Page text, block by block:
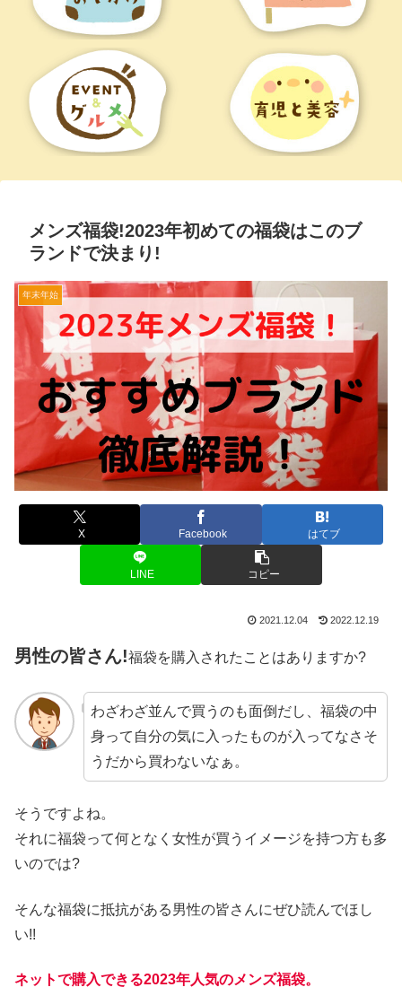
メンズ福袋!2023年初めての福袋はこのブ
ランドで決まり!
年末年始
X Facebook はてブ
LINE コピー
2021.12.04 2022.12.19
男性の皆さん!福袋を購入されたことはありますか?
わざわざ並んで買うのも面倒だし、福袋の中
身って自分の気に入ったものが入ってなさそ
うだから買わないなぁ。
そうですよね。
それに福袋って何となく女性が買うイメージを持つ方も多
いのでは?
そんな福袋に抵抗がある男性の皆さんにぜひ読んでほし
い!!
ネットで購入できる2023年人気のメンズ福袋。